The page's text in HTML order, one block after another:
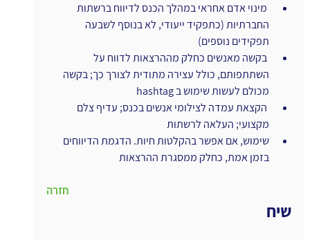
מינוי אדם אחראי במהלך הכנס לדיווח ברשתות
החברתיות (כתפקיד ייעודי, לא בנוסף לשבעה
תפקידים נוספים)
בקשה מאנשים כחלק מההרצאות לדווח על
השתתפותם, כולל עצירה מתודית לצורך כך; בקשה
מכולם לעשות שימוש ב hashtag
הקצאת עמדה לצילומי אנשים בכנס; עדיף צלם
מקצועי; העלאה לרשתות
שימוש, אם אפשר בהקלטות חיות. הדגמת הדיווחים
בזמן אמת, כחלק ממסגרת ההרצאות
חזרה
שיח